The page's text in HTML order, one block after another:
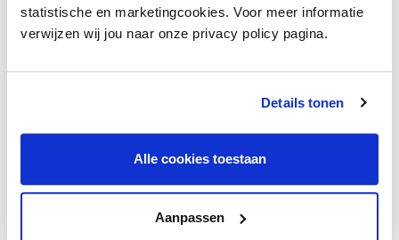
statistische en marketingcookies. Voor meer informatie
verwijzen wij jou naar onze privacy policy pagina.
Details tonen
Alle cookies toestaan
Aanpassen
Kan je een paar voorbeelden geven van
retailers die je de afgelopen periode hebt
geholpen?
Voor retailers met vaak meerdere filialen en
aantallen werknemers variërend van 10 tot 50
heb ik verschillende crediteurenakkoorden
aangeboden, waarbij het gelukt is om de
tot € 4,0 mio) tegen betaling van 20% tot 30%